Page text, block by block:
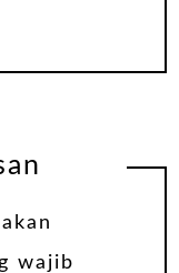
wajib